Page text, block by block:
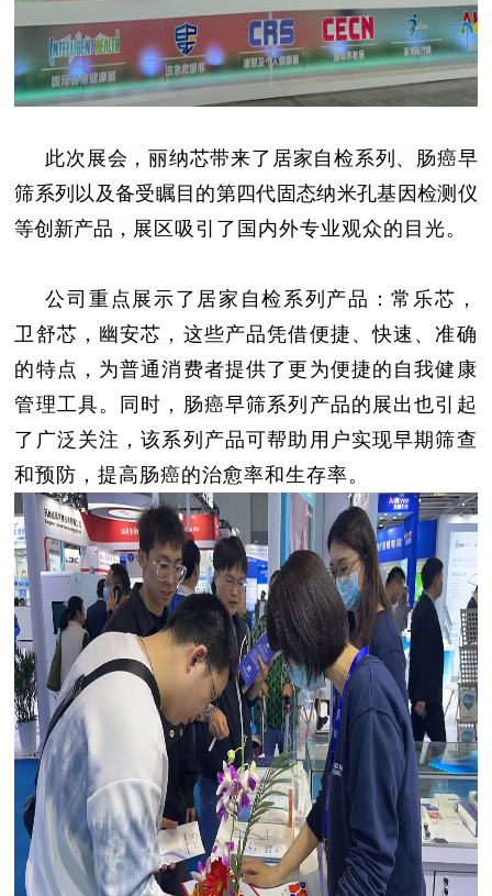
此次展会，丽纳芯带来了居家自检系列、肠癌早
筛系列以及备受瞩目的第四代固态纳米孔基因检测仪
等创新产品， 展区吸引了国内外专业观众的目光。
公司重点展示了居家自检系列产品：常乐芯，
卫舒芯，幽安芯，这些产品凭借便捷、快速、准确
的特点，为普通消费者提供了更为便捷的自我健康
管理工具。同时，肠癌早筛系列产品的展出也引起
了广泛关注，该系列产品可帮助用户实现早期筛查
和预防，提高肠癌的治愈率和生存率。